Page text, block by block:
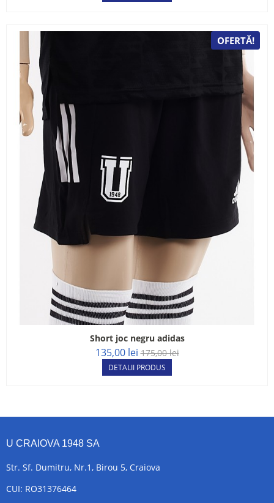
OFERTĂ!
Short joc negru adidas
135,00 lei 175,00 lei
DETALII PRODUS
U CRAIOVA 1948 SA
Str. Sf. Dumitru, Nr.1, Birou 5, Craiova
CUI: RO31376464